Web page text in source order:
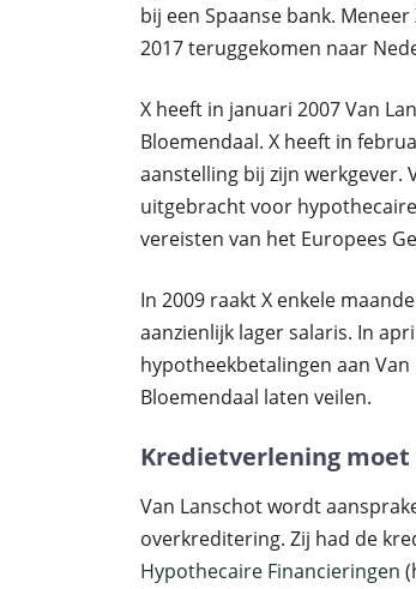
bij een Spaanse bank.
2017 teruggekomen naar
X heeft in januari 2007 Van
Bloemendaal. X heeft in
aanstelling bij zijn werkgever.
uitgebracht voor
vereisten van het Europees
In 2009 raakt X enkele
aanzienlijk lager salaris. In
hypotheekbetalingen aan
Bloemendaal laten veilen.
Kredietverlening moet
Van Lanschot wordt
overkreditering. Zij had de
Hypothecaire Financieringen